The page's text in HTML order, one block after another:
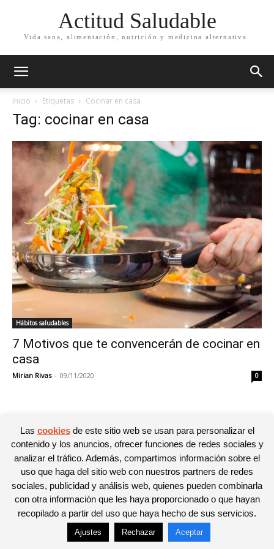
Actitud Saludable
Vida sana, alimentación, nutrición y medicina alternativa.
Inicio Etiquetas Cocinar en casa
Tag: cocinar en casa
Hábitos saludables
7 Motivos que te convencerán de cocinar en
casa
Mirian Rivas - 09/11/2020 0
© Newspaper WordPress Theme by TagDiv
Las cookiesde este sitio web se usan para personalizar el
contenido y los anuncios, ofrecer funciones de redes sociales y
analizar el tráfico. Además, compartimos información sobre el
uso que haga del sitio web con nuestros partners de redes
sociales, publicidad y análisis web, quienes pueden combinarla
con otra información que les haya proporcionado o que hayan
recopilado a partir del uso que haya hecho de sus servicios.
Ajustes Rechazar Aceptar